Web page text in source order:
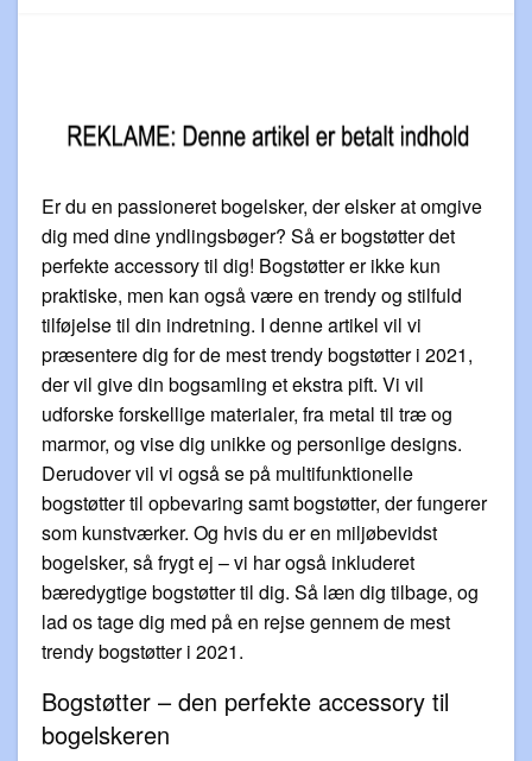
Er du en passioneret bogelsker, der elsker at omgive
dig med dine yndlingsbøger? Så er bogstøtter det
perfekte accessory til dig! Bogstøtter er ikke kun
praktiske, men kan også være en trendy og stilfuld
tilføjelse til din indretning. I denne artikel vil vi
præsentere dig for de mest trendy bogstøtter i 2021,
der vil give din bogsamling et ekstra pift. Vi vil
udforske forskellige materialer, fra metal til træ og
marmor, og vise dig unikke og personlige designs.
Derudover vil vi også se på multifunktionelle
bogstøtter til opbevaring samt bogstøtter, der fungerer
som kunstværker. Og hvis du er en miljøbevidst
bogelsker, så frygt ej – vi har også inkluderet
bæredygtige bogstøtter til dig. Så læn dig tilbage, og
lad os tage dig med på en rejse gennem de mest
trendy bogstøtter i 2021.
Bogstøtter – den perfekte accessory til
bogelskeren